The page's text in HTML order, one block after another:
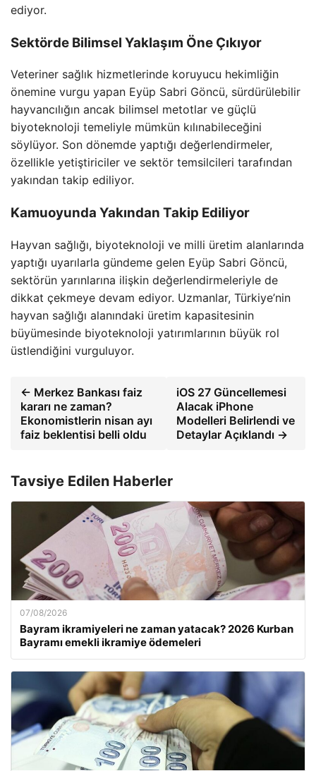
ediyor.
Sektörde Bilimsel Yaklaşım Öne Çıkıyor
Veteriner sağlık hizmetlerinde koruyucu hekimliğin
önemine vurgu yapan Eyüp Sabri Göncü, sürdürülebilir
hayvancılığın ancak bilimsel metotlar ve güçlü
biyoteknoloji temeliyle mümkün kılınabileceğini
söylüyor. Son dönemde yaptığı değerlendirmeler,
özellikle yetiştiriciler ve sektör temsilcileri tarafından
yakından takip ediliyor.
Kamuoyunda Yakından Takip Ediliyor
Hayvan sağlığı, biyoteknoloji ve milli üretim alanlarında
yaptığı uyarılarla gündeme gelen Eyüp Sabri Göncü,
sektörün yarınlarına ilişkin değerlendirmeleriyle de
dikkat çekmeye devam ediyor. Uzmanlar, Türkiye’nin
hayvan sağlığı alanındaki üretim kapasitesinin
büyümesinde biyoteknoloji yatırımlarının büyük rol
üstlendiğini vurguluyor.
← Merkez Bankası faiz
kararı ne zaman?
Ekonomistlerin nisan ayı
faiz beklentisi belli oldu
iOS 27 Güncellemesi
Alacak iPhone
Modelleri Belirlendi ve
Detaylar Açıklandı →
Tavsiye Edilen Haberler
07/08/2026
Bayram ikramiyeleri ne zaman yatacak? 2026 Kurban
Bayramı emekli ikramiye ödemeleri